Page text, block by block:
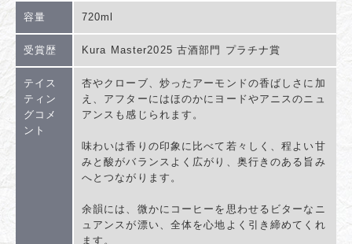
容量 720ml
受賞歴 Kura Master2025 古酒部門 プラチナ賞
テイス
ティン
グコメ
ント
杏やクローブ、炒ったアーモンドの香ばしさに加
え、アフターにはほのかにヨードやアニスのニュ
アンスも感じられます。
味わいは香りの印象に比べて若々しく、程よい甘
みと酸がバランスよく広がり、奥行きのある旨み
へとつながります。
余韻には、微かにコーヒーを思わせるビターなニ
ュアンスが漂い、全体を心地よく引き締めてくれ
ます。